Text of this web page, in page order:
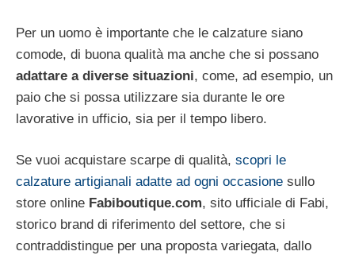
Per un uomo è importante che le calzature siano
comode, di buona qualità ma anche che si possano
adattare a diverse situazioni, come, ad esempio, un
paio che si possa utilizzare sia durante le ore
lavorative in ufficio, sia per il tempo libero.
Se vuoi acquistare scarpe di qualità, scopri le
calzature artigianali adatte ad ogni occasione sullo
store online Fabiboutique.com, sito ufficiale di Fabi,
storico brand di riferimento del settore, che si
contraddistingue per una proposta variegata, dallo